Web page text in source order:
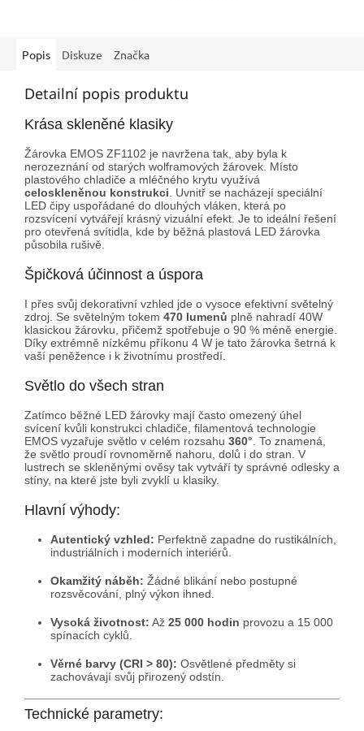
Popis Diskuze Značka
Detailní popis produktu
Krása skleněné klasiky
Žárovka EMOS ZF1102 je navržena tak, aby byla k
nerozeznání od starých wolframových žárovek. Místo
plastového chladiče a mléčného krytu využívá
celoskleněnou konstrukci . Uvnitř se nacházejí speciální
LED čipy uspořádané do dlouhých vláken, která po
rozsvícení vytvářejí krásný vizuální efekt. Je to ideální řešení
pro otevřená svítidla, kde by běžná plastová LED žárovka
působila rušivě.
Špičková účinnost a úspora
I přes svůj dekorativní vzhled jde o vysoce efektivní světelný
zdroj. Se světelným tokem 470 lumenů plně nahradí 40W
klasickou žárovku, přičemž spotřebuje o 90 % méně energie.
Díky extrémně nízkému příkonu 4 W je tato žárovka šetrná k
vaší peněžence i k životnímu prostředí.
Světlo do všech stran
Zatímco běžné LED žárovky mají často omezený úhel
svícení kvůli konstrukci chladiče, filamentová technologie
EMOS vyzařuje světlo v celém rozsahu 360° . To znamená,
že světlo proudí rovnoměrně nahoru, dolů i do stran. V
lustrech se skleněnými ověsy tak vytváří ty správné odlesky a
stíny, na které jste byli zvyklí u klasiky.
Hlavní výhody:
Autentický vzhled: Perfektně zapadne do rustikálních,
industriálních i moderních interiérů.
Okamžitý náběh: Žádné blikání nebo postupné
rozsvěcování, plný výkon ihned.
Vysoká životnost: Až 25 000 hodin provozu a 15 000
spínacích cyklů.
Věrné barvy (CRI > 80): Osvětlené předměty si
zachovávají svůj přirozený odstín.
Technické parametry: